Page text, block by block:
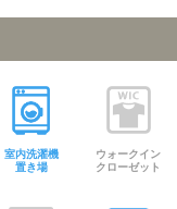
室内洗濯機
置き場
ウォークイン
クローゼット